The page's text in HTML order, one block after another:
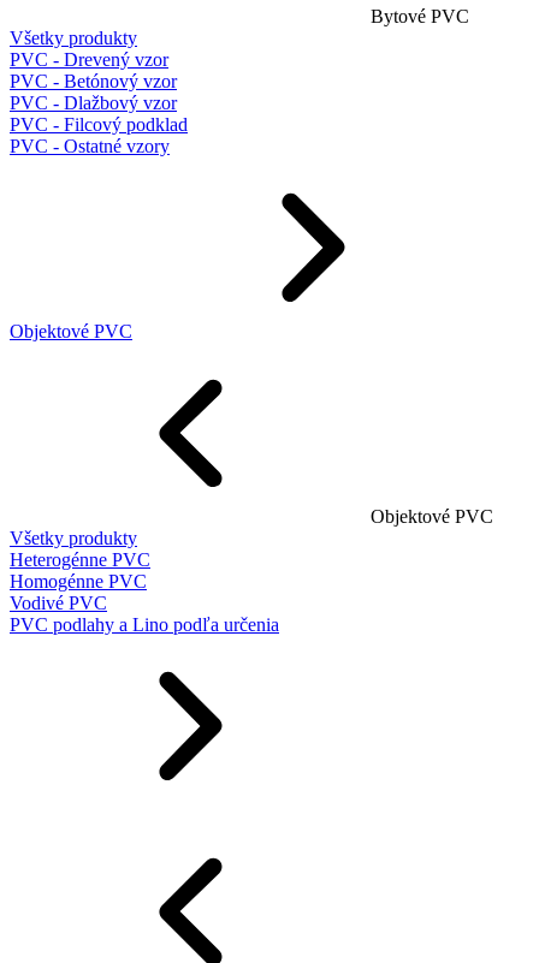
Bytové PVC
Všetky produkty
PVC - Drevený vzor
PVC - Betónový vzor
PVC - Dlažbový vzor
PVC - Filcový podklad
PVC - Ostatné vzory
Objektové PVC
Objektové PVC
Všetky produkty
Heterogénne PVC
Homogénne PVC
Vodivé PVC
PVC podlahy a Lino podľa určenia